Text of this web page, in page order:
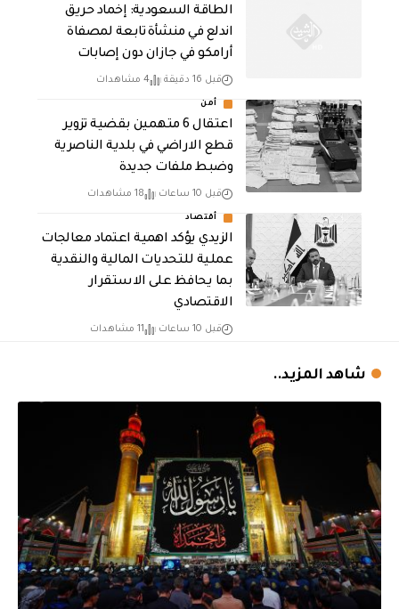
‏الطاقة السعودية: إخماد حريق
اندلع في منشأة تابعة لمصفاة
أرامكو في جازان دون إصابات
قبل 16 دقيقة 4 مشاهدات
أمن
اعتقال 6 متهمين بقضية تزوير
قطع الاراضي في بلدية الناصرية
وضبط ملفات جديدة
قبل 10 ساعات 18 مشاهدات
أقتصاد
الزيدي يؤكد اهمية اعتماد معالجات
عملية للتحديات المالية والنقدية
بما يحافظ على الاستقرار
الاقتصادي
قبل 10 ساعات 11 مشاهدات
شاهد المزيد..